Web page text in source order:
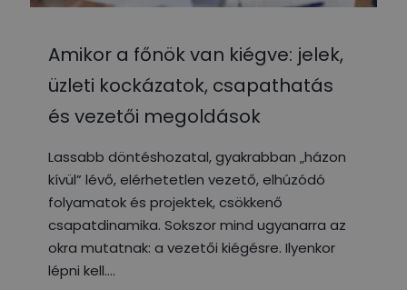
Amikor a főnök van kiégve: jelek,
üzleti kockázatok, csapathatás
és vezetői megoldások
Lassabb döntéshozatal, gyakrabban „házon
kívül” lévő, elérhetetlen vezető, elhúzódó
folyamatok és projektek, csökkenő
csapatdinamika. Sokszor mind ugyanarra az
okra mutatnak: a vezetői kiégésre. Ilyenkor
lépni kell.